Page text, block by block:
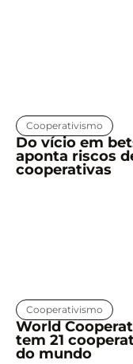
Cooperativismo
Do vício em
aponta riscos
cooperativas
Cooperativismo
World
tem 21
do mundo